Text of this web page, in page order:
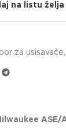
na listu želja
za usisavače,
ASE/